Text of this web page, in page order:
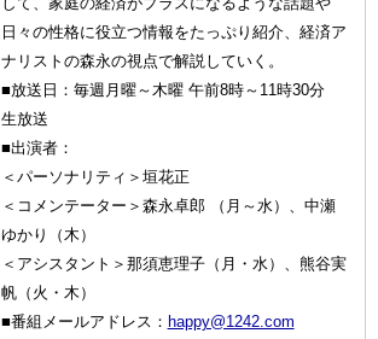
日々の性格に役立つ情報をたっぷり紹介、経済ア
ナリストの森永の視点で解説していく。
■放送日：毎週月曜～木曜 午前8時～11時30分
生放送
■出演者：
＜パーソナリティ＞垣花正
＜コメンテーター＞森永卓郎 （月～水）、中瀬
ゆかり（木）
＜アシスタント＞那須恵理子（月・水）、熊谷実
帆（火・木）
■番組メールアドレス： happy@1242.com